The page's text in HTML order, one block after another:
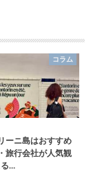
コラム
ーニ島はおすすめ
旅行会社が人気観
る…